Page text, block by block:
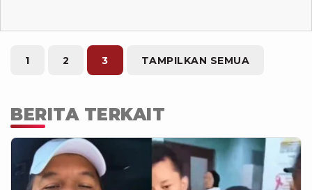
1 2 3 TAMPILKAN SEMUA
BERITA TERKAIT